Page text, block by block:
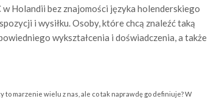
Holandii bez znajomości języka holenderskiego
i wysiłku. Osoby, które chcą znaleźć taką
wykształcenia i doświadczenia, a także
to marzenie wielu z nas, ale co tak naprawdę go definiuje? W